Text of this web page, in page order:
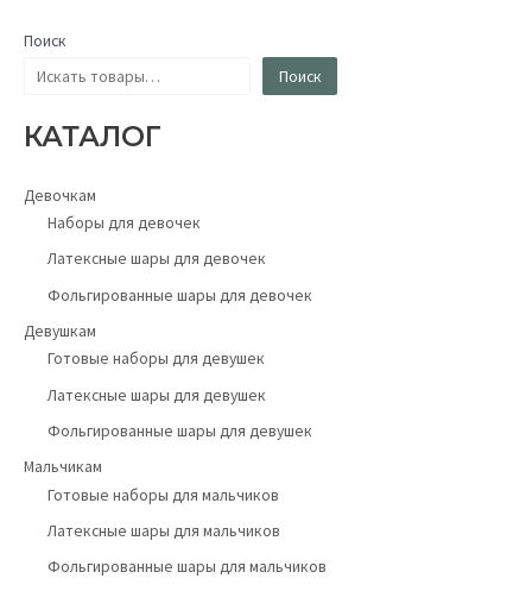
Поиск
Поиск
КАТАЛОГ
Девочкам
Наборы для девочек
Латексные шары для девочек
Фольгированные шары для девочек
Девушкам
Готовые наборы для девушек
Латексные шары для девушек
Фольгированные шары для девушек
Мальчикам
Готовые наборы для мальчиков
Латексные шары для мальчиков
Фольгированные шары для мальчиков